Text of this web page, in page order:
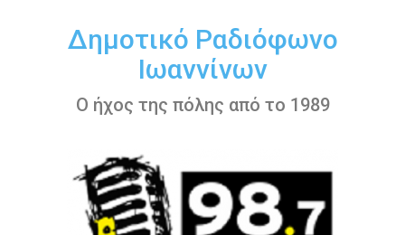
περιεχόμενοΔημοτικό Ραδιόφωνο
Ιωαννίνων
Ο ήχος της πόλης από το 1989